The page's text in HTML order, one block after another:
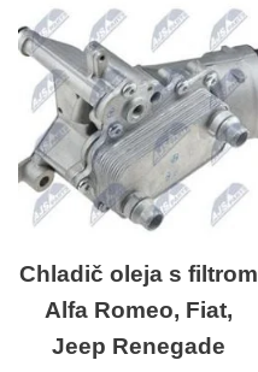
Chladič oleja s filtrom
Alfa Romeo, Fiat,
Jeep Renegade